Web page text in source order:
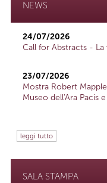
NEWS
24/07/2026
Call for Abstracts -
23/07/2026
Mostra Robert
Museo dell'Ara Pacis
leggi tutto
SALA STAMPA